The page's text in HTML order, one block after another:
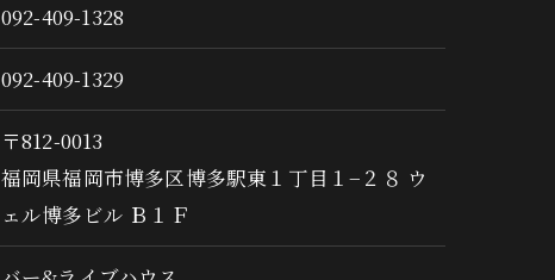
092-409-1328
092-409-1329
〒812-0013
福岡県福岡市博多区博多駅東１丁目１−２８ ウ
ェル博多ビル Ｂ１Ｆ